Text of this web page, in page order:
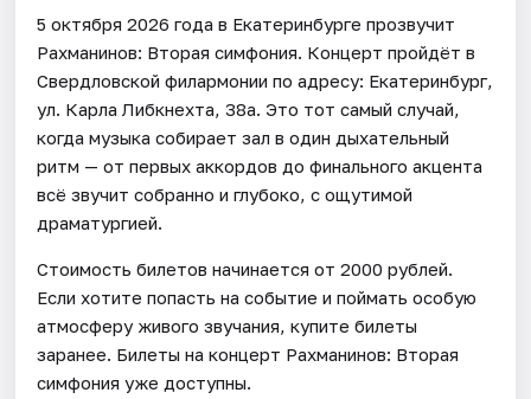
5 октября 2026 года в Екатеринбурге прозвучит
Рахманинов: Вторая симфония. Концерт пройдёт в
Свердловской филармонии по адресу: Екатеринбург,
ул. Карла Либкнехта, 38а. Это тот самый случай,
когда музыка собирает зал в один дыхательный
ритм — от первых аккордов до финального акцента
всё звучит собранно и глубоко, с ощутимой
драматургией.
Стоимость билетов начинается от 2000 рублей.
Если хотите попасть на событие и поймать особую
атмосферу живого звучания, купите билеты
заранее. Билеты на концерт Рахманинов: Вторая
симфония уже доступны.